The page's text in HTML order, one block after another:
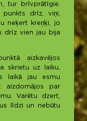
tur brīvprātīgie.
punkts drīz, viņi,
neķert kreņķi, jo
drīz vien jau bija
aizkavējos
skrietu uz laiku,
laikā jau esmu
aizdomājos par
Varētu dzert,
līdzi un nebūtu